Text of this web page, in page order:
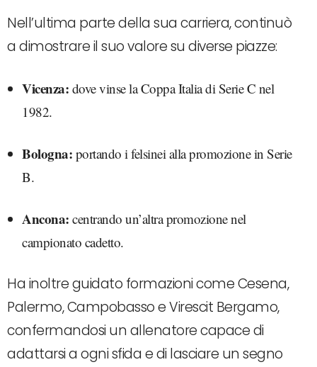
Nell’ultima parte della sua carriera, continuò
a dimostrare il suo valore su diverse piazze:
Vicenza: dove vinse la Coppa Italia di Serie C nel
1982.
Bologna: portando i felsinei alla promozione in Serie
B.
Ancona: centrando un’altra promozione nel
campionato cadetto.
Ha inoltre guidato formazioni come Cesena,
Palermo, Campobasso e Virescit Bergamo,
confermandosi un allenatore capace di
adattarsi a ogni sfida e di lasciare un segno